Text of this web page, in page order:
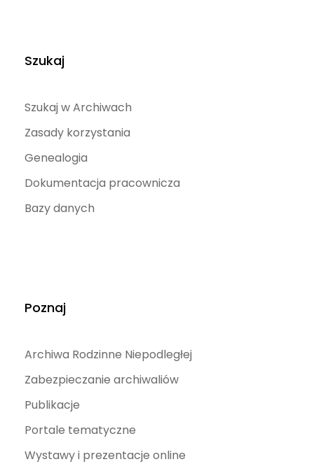
Szukaj
Szukaj w Archiwach
Zasady korzystania
Genealogia
Dokumentacja pracownicza
Bazy danych
Poznaj
Archiwa Rodzinne Niepodległej
Zabezpieczanie archiwaliów
Publikacje
Portale tematyczne
Wystawy i prezentacje online